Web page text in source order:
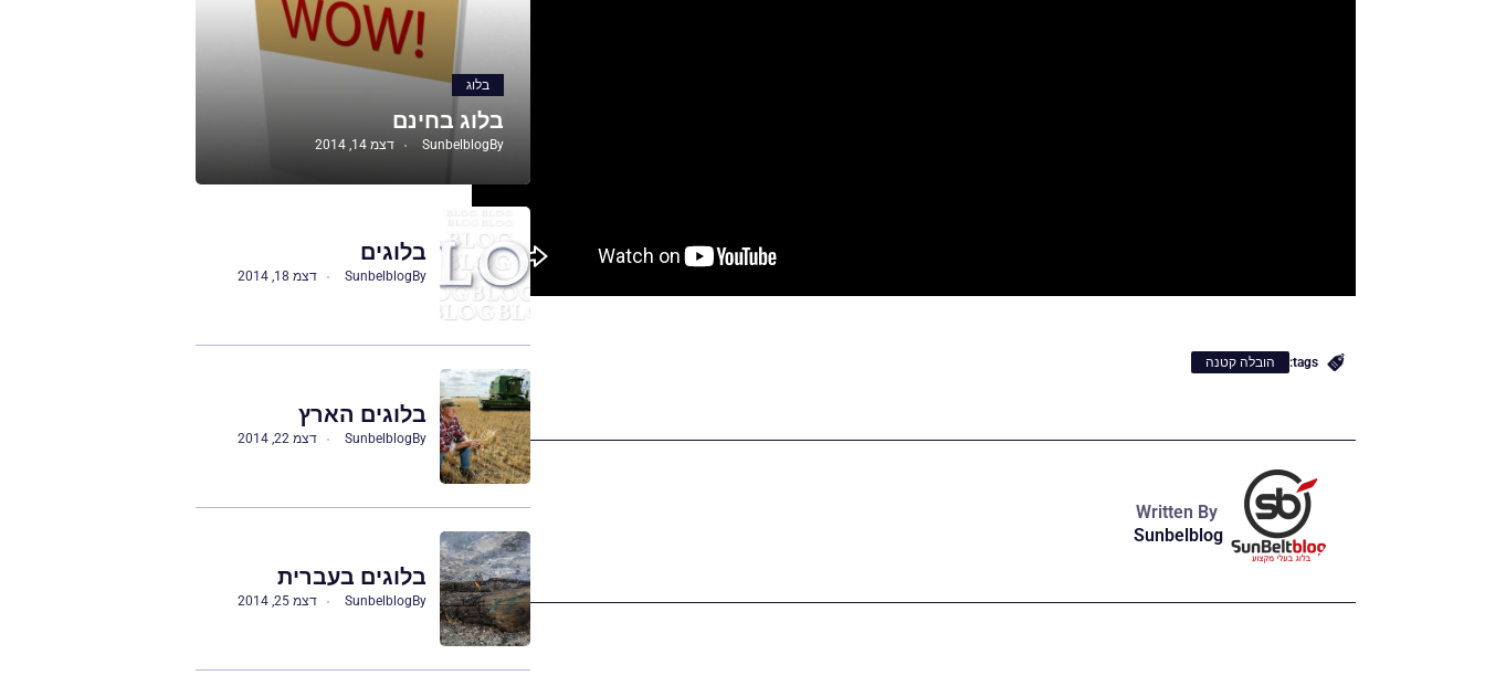
tags: הובלה קטנה
Written By
Sunbelblog
בלוג
בלוג בחינם
By
Sunbelblog דצמ 14, 2014
בלוגים
By
Sunbelblog דצמ 18, 2014
בלוגים הארץ
By
Sunbelblog דצמ 22, 2014
בלוגים בעברית
By
Sunbelblog דצמ 25, 2014